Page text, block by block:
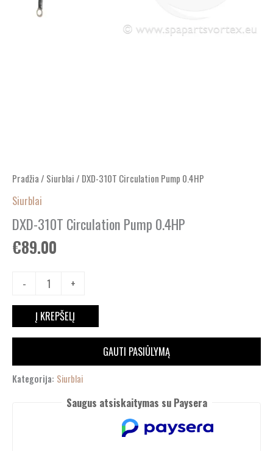
Pradžia / Siurblai / DXD-310T Circulation Pump 0.4HP
Siurblai
DXD-310T Circulation Pump 0.4HP
€89.00
- +
Į KREPŠELĮ
GAUTI PASIŪLYMĄ
Kategorija: Siurblai
Saugus atsiskaitymas su Paysera